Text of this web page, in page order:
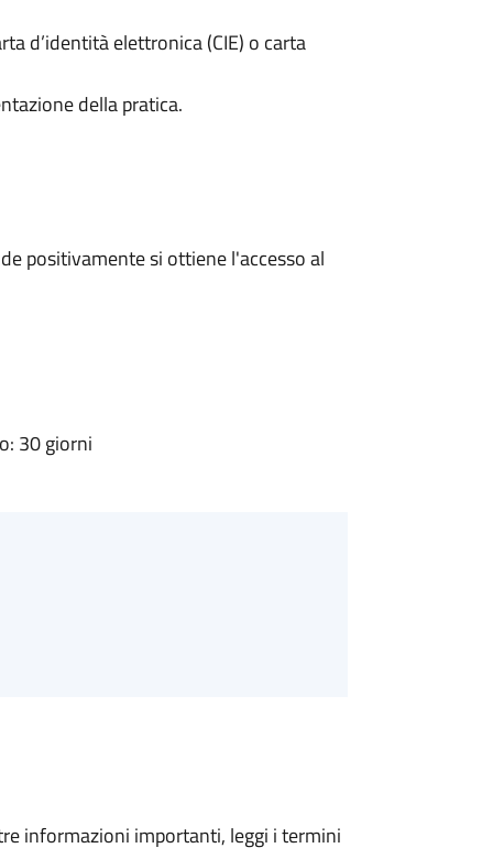
d’identità elettronica (CIE) o carta
della pratica.
positivamente si ottiene l'accesso al
30 giorni
informazioni importanti, leggi i termini